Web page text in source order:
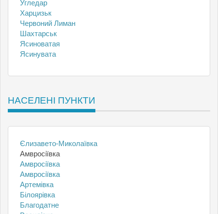
Угледар
Харцизьк
Червоний Лиман
Шахтарськ
Ясиноватая
Ясинувата
НАСЕЛЕНІ ПУНКТИ
Єлизавето-Миколаївка
Амвросіївка
Амвросіївка
Амвросіївка
Артемівка
Білоярівка
Благодатне